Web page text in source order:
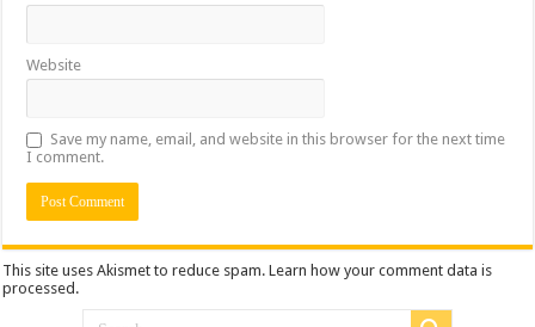
Website
Save my name, email, and website in this browser for the next time
I comment.
This site uses Akismet to reduce spam.Learn how your comment data is
processed.